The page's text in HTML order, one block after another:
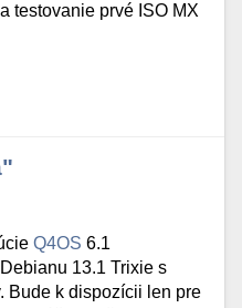
testovanie prvé ISO MX
Q4OS 6.1
13.1 Trixie s
Bude k dispozícii len pre